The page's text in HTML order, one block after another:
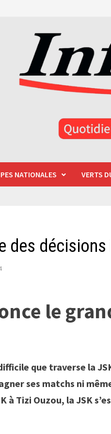
NATIONALES VERTS
des
le
que traverse la
ses matchs ni
à Tizi Ouzou, la JSK